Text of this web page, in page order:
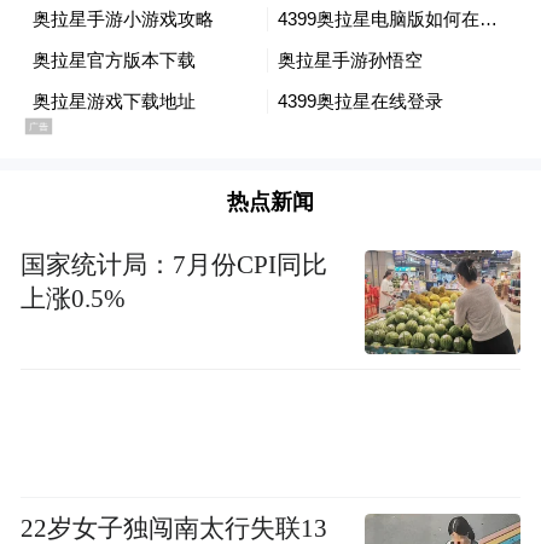
解说矩阵的最后一块拼图。从解说席延伸到
内容场，咪咕进一步为女性用户搭建专属舞
台，首档闺蜜视角世界杯社交综艺《集美们
星女性KOL矩阵、“她看世界杯”特色内容及
的方式，深度共创这届世界杯的情感记忆。
热点新闻
国家统计局：7月份CPI同比
上涨0.5%
22岁女子独闯南太行失联13